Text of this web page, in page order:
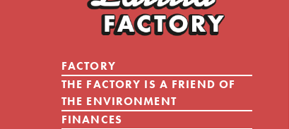
FACTORY
THE FACTORY IS A FRIEND OF
THE ENVIRONMENT
FINANCES